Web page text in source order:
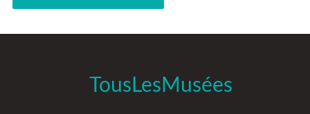
TousLesMusées